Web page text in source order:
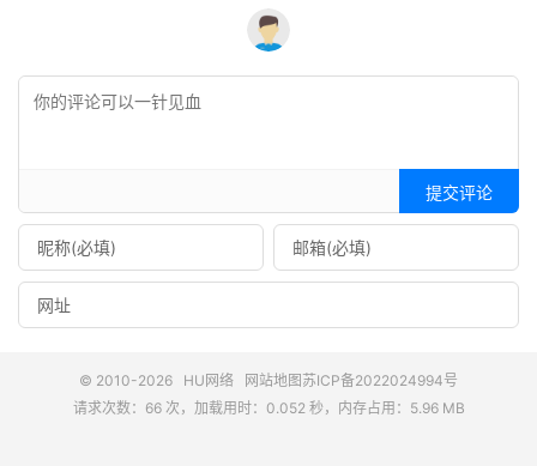
提交评论
© 2010-2026 HU网络 网站地图苏ICP备2022024994号
请求次数：66 次，加载用时：0.052 秒，内存占用：5.96 MB